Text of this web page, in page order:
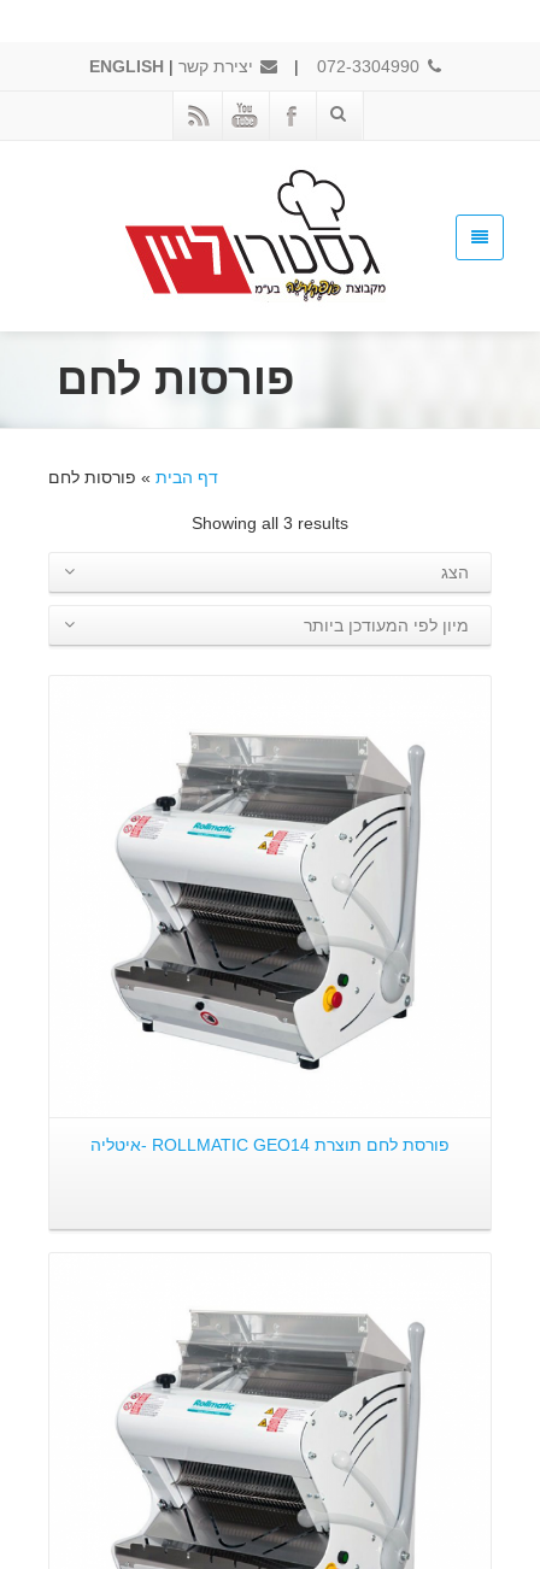
072-3304990
| יצירת קשר |
ENGLISH
פורסות לחם
דף הבית » פורסות לחם
Showing all 3 results
הצג
מיון לפי המעודכן ביותר
פרטים:
פורסת לחם תוצרת ROLLMATIC GEO14 -איטליה
פרטים: